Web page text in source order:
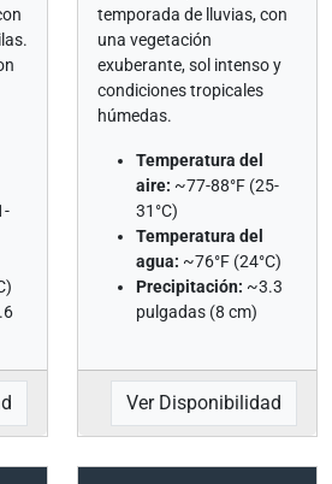
temporada de lluvias, con
una vegetación
exuberante, sol intenso y
condiciones tropicales
húmedas.
Temperatura del
aire: ~77-88°F (25-
31°C)
Temperatura del
agua: ~76°F (24°C)
Precipitación: ~3.3
pulgadas (8 cm)
Ver Disponibilidad